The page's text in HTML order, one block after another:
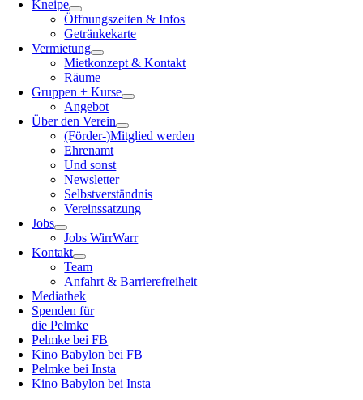
Kneipe
Öffnungszeiten & Infos
Getränkekarte
Vermietung
Mietkonzept & Kontakt
Räume
Gruppen + Kurse
Angebot
Über den Verein
(Förder-)Mitglied werden
Ehrenamt
Und sonst
Newsletter
Selbstverständnis
Vereinssatzung
Jobs
Jobs WirrWarr
Kontakt
Team
Anfahrt & Barrierefreiheit
Mediathek
Spenden für
die Pelmke
Pelmke bei FB
Kino Babylon bei FB
Pelmke bei Insta
Kino Babylon bei Insta